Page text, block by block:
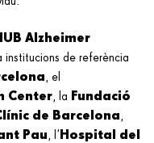
Alzheimer
institucions de referència
, el
Center, la Fundació
ínic de Barcelona,
Pau, l ’Hospital del